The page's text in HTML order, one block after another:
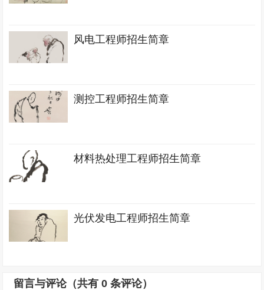
风电工程师招生简章
测控工程师招生简章
材料热处理工程师招生简章
光伏发电工程师招生简章
留言与评论（共有0 条评论）